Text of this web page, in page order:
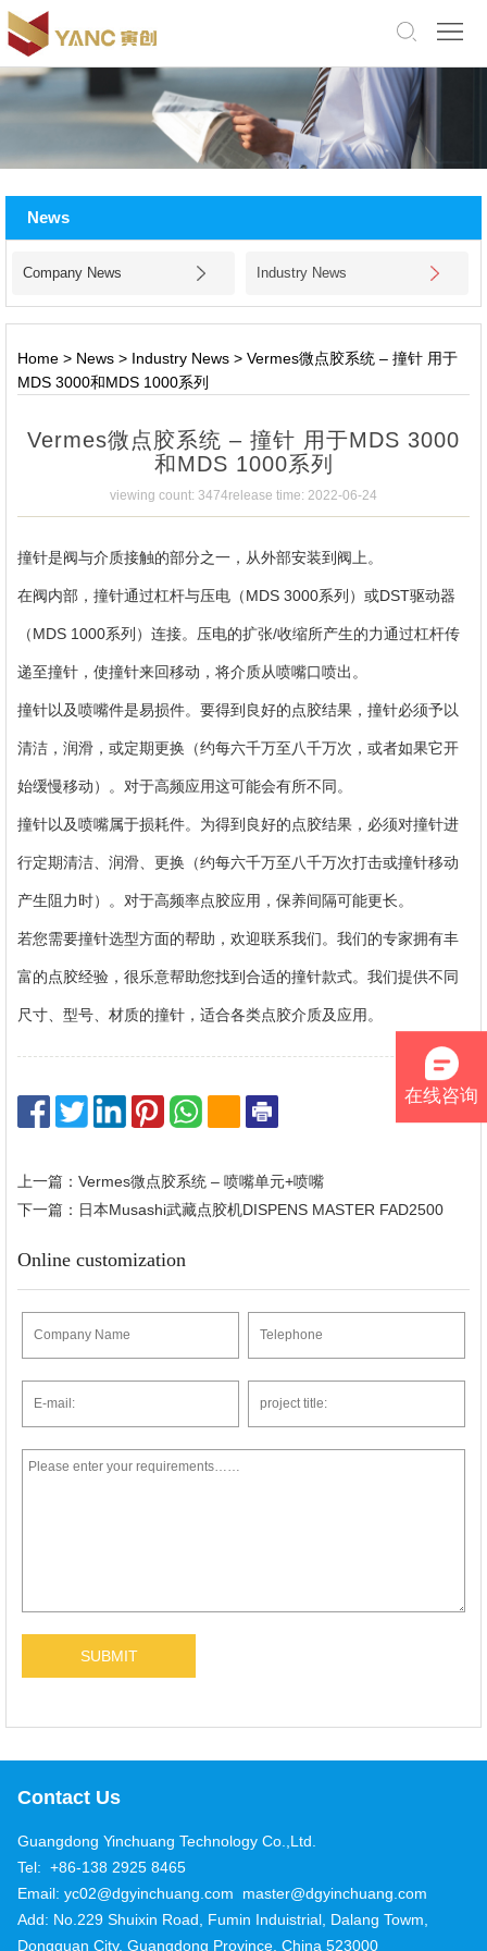
中
文
版
Us
Products
News
Jobs
News
Company News Industry News
Home > News > Industry News > Vermes微点胶系统 – 撞针 用于
MDS 3000和MDS 1000系列
Vermes微点胶系统 – 撞针 用于MDS 3000
和MDS 1000系列
viewing count: 3474release time: 2022-06-24
撞针是阀与介质接触的部分之一，从外部安装到阀上。
在阀内部，撞针通过杠杆与压电（MDS 3000系列）或DST驱动器
（MDS 1000系列）连接。压电的扩张/收缩所产生的力通过杠杆传
递至撞针，使撞针来回移动，将介质从喷嘴口喷出。
撞针以及喷嘴件是易损件。要得到良好的点胶结果，撞针必须予以
清洁，润滑，或定期更换（约每六千万至八千万次，或者如果它开
始缓慢移动）。对于高频应用这可能会有所不同。
撞针以及喷嘴属于损耗件。为得到良好的点胶结果，必须对撞针进
行定期清洁、润滑、更换（约每六千万至八千万次打击或撞针移动
产生阻力时）。对于高频率点胶应用，保养间隔可能更长。
若您需要撞针选型方面的帮助，欢迎联系我们。我们的专家拥有丰
富的点胶经验，很乐意帮助您找到合适的撞针款式。我们提供不同
尺寸、型号、材质的撞针，适合各类点胶介质及应用。
上一篇：Vermes微点胶系统 – 喷嘴单元+喷嘴
下一篇：日本Musashi武藏点胶机DISPENS MASTER FAD2500
Online customization
Contact Us
Guangdong Yinchuang Technology Co.,Ltd.
Tel: +86-138 2925 8465
Email: yc02@dgyinchuang.com master@dgyinchuang.com
Add: No.229 Shuixin Road, Fumin Induistrial, Dalang Towm,
Dongguan City, Guangdong Province, China 523000
在线咨询